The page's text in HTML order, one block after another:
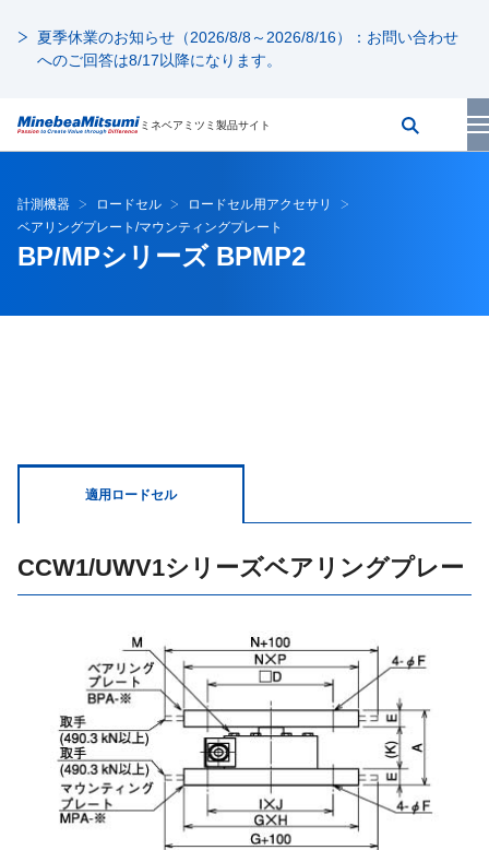
夏季休業のお知らせ（2026/8/8～2026/8/16）：お問い合わせ
へのご回答は8/17以降になります。
ミネベアミツミ製品サイト
計測機器 ロードセル
ロードセル用アクセサリ
ベアリングプレート/マウンティングプレート
BP/MPシリーズ BPMP2
適用ロードセル
CCW1/UWV1シリーズベアリングプレー